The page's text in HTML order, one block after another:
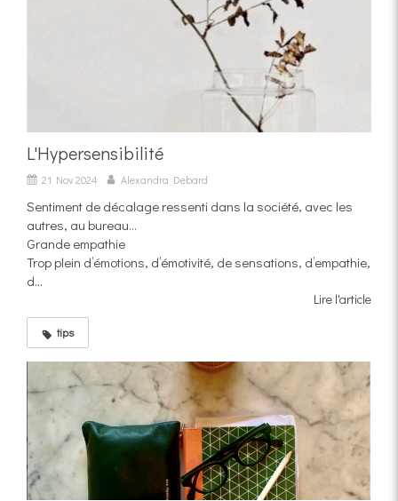
L'Hypersensibilité
21 Nov 2024 Alexandra Debard
Sentiment de décalage ressenti dans la société, avec les
autres, au bureau…
Grande empathie
Trop plein d’émotions, d’émotivité, de sensations, d’empathie,
d...
Lire l'article
tips